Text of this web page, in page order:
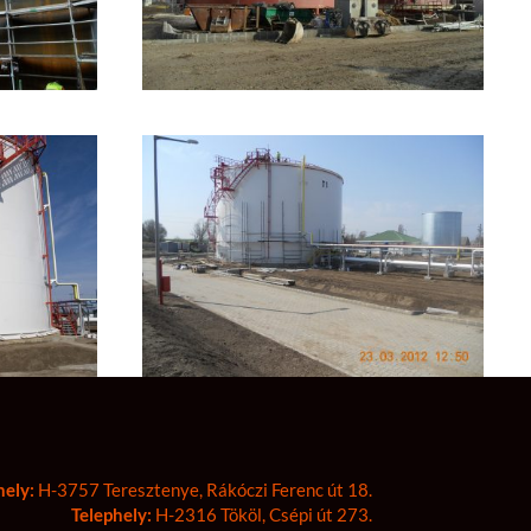
H-3757 Teresztenye, Rákóczi Ferenc út 18.
Telephely: H-2316 Tököl, Csépi út 273.